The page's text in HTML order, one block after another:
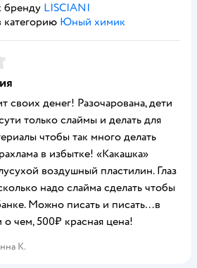
бренду LISCIANI
категорию Юный химик
своих денег! Разочарована, дети
только слаймы и делать для
чтобы так много делать
в избытке! «Какашка»
воздушный пластилин. Глаз
надо слайма сделать чтобы
Можно писать и писать…в
чем, 500₽ красная цена!
К.